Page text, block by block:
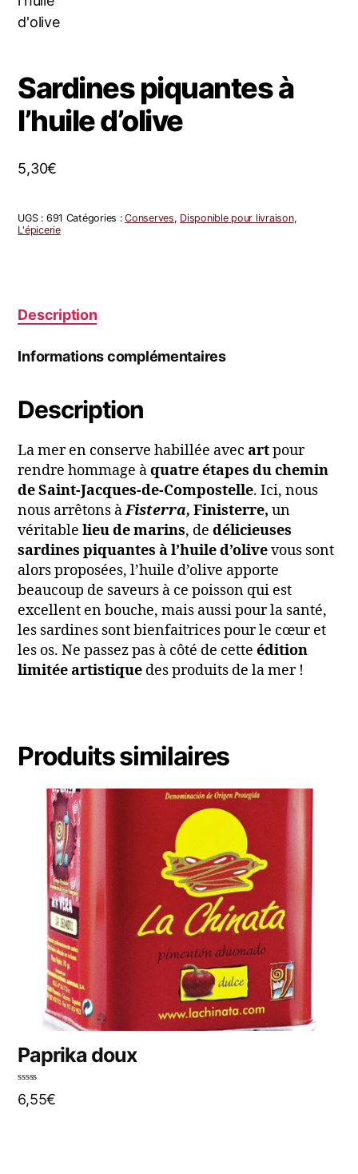
Sardines piquantes à
l’huile d’olive
5,30€
UGS : 691 Catégories :Conserves, Disponible pour livraison,
L'épicerie
Description
Informations complémentaires
Description
La mer en conserve habillée avecartpour
rendre hommage àquatre étapes du chemin
de Saint-Jacques-de-Compostelle. Ici, nous
nous arrêtons àFisterra,Finisterre,un
véritablelieu de marins, dedélicieuses
sardines piquantes à l’huile d’olivevous sont
alors proposées, l’huile d’olive apporte
beaucoup de saveurs à ce poisson qui est
excellent en bouche, mais aussi pour la santé,
les sardines sont bienfaitrices pour le cœur et
les os. Ne passez pas à côté de cetteédition
limitée artistique des produits de la mer !
Produits similaires
Paprika doux
N
o
6,55€